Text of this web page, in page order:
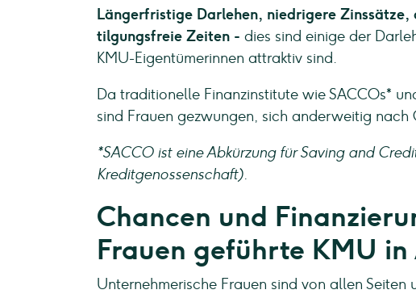
Längerfristige Darlehen, niedrigere Zinssätze,
tilgungsfreie Zeiten - dies sind einige der
KMU-Eigentümerinnen attraktiv sind.
Da traditionelle Finanzinstitute wie SACCOs*
sind Frauen gezwungen, sich anderweitig nach
*SACCO ist eine Abkürzung für Saving and
Kreditgenossenschaft).
Chancen und
Frauen geführte KMU
Unternehmerische Frauen sind von allen Seiten